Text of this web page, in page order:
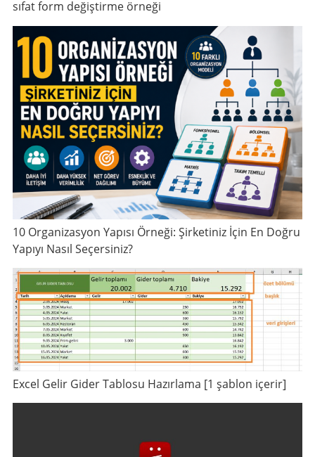
sıfat form değiştirme örneği
10 Organizasyon Yapısı Örneği: Şirketiniz İçin En Doğru
Yapıyı Nasıl Seçersiniz?
Excel Gelir Gider Tablosu Hazırlama [1 şablon içerir]